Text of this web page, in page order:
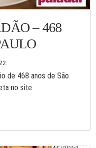
– 468
de 468 anos de São
no site